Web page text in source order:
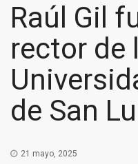
Raúl Gil
rector de
de San
21 mayo, 2025